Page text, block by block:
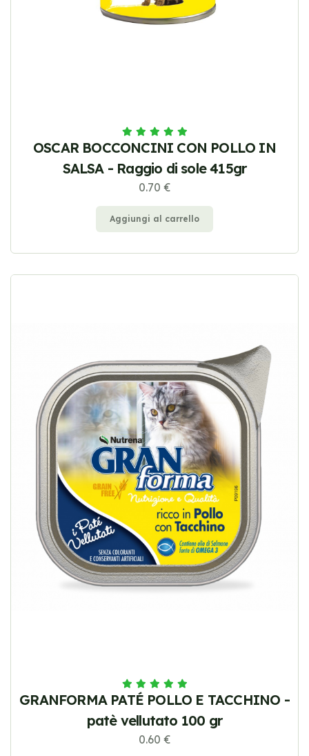
OSCAR BOCCONCINI CON POLLO IN
SALSA - Raggio di sole 415gr
0.70 €
Aggiungi al carrello
GRANFORMA PATÉ POLLO E TACCHINO -
patè vellutato 100 gr
0.60 €